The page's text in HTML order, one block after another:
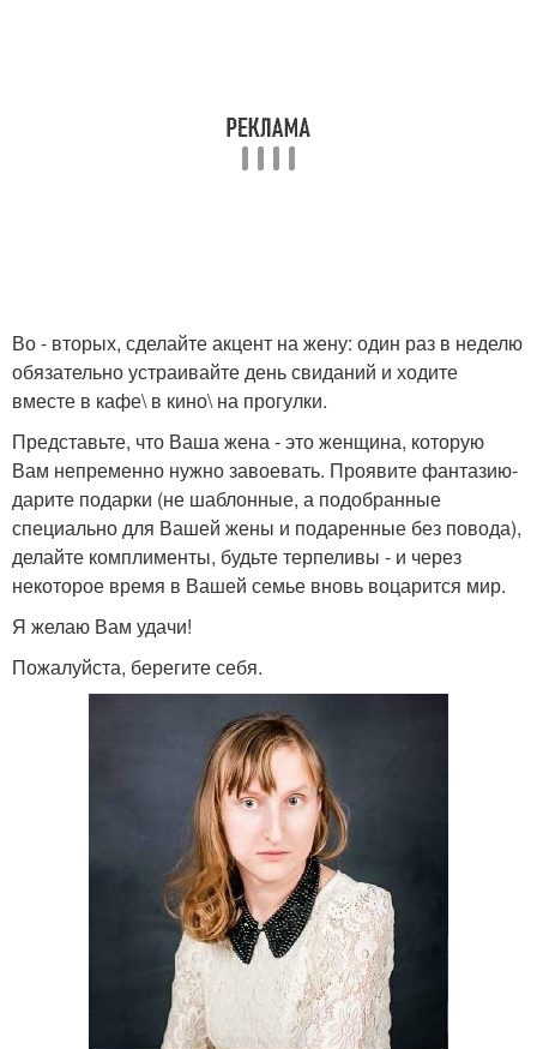
Во - вторых, сделайте акцент на жену: один раз в неделю
обязательно устраивайте день свиданий и ходите
вместе в кафе\ в кино\ на прогулки.
Представьте, что Ваша жена - это женщина, которую
Вам непременно нужно завоевать. Проявите фантазию-
дарите подарки (не шаблонные, а подобранные
специально для Вашей жены и подаренные без повода),
делайте комплименты, будьте терпеливы - и через
некоторое время в Вашей семье вновь воцарится мир.
Я желаю Вам удачи!
Пожалуйста, берегите себя.